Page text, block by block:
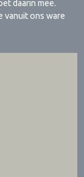
daarin mee.
vanuit ons ware